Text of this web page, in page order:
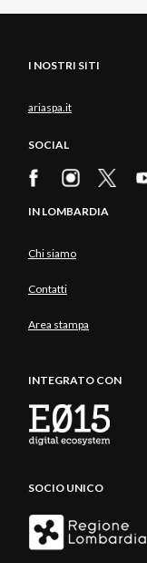
I NOSTRI SITI
ariaspa.it
SOCIAL
IN LOMBARDIA
Chi siamo
Contatti
Area stampa
INTEGRATO CON
SOCIO UNICO